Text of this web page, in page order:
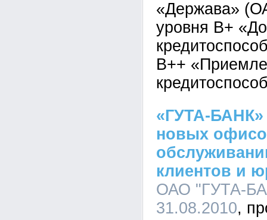
«Держава»
уровня В+
В++
«ГУТА-
новых
клиентов и
ОАО "ГУТА-
31.08.2010